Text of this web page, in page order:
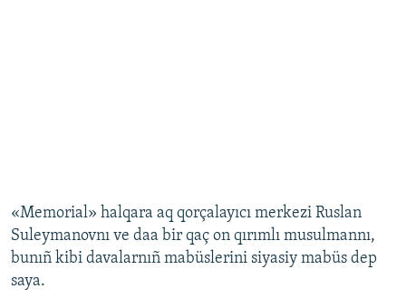
«Memorial» halqara aq qorçalayıcı merkezi Ruslan
Suleymanovnı ve daa bir qaç on qırımlı musulmannı,
bunıñ kibi davalarnıñ mabüslerini siyasiy mabüs dep
saya.